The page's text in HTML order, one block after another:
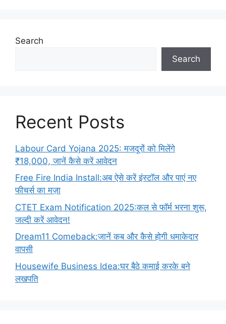
Search
Search
Recent Posts
Labour Card Yojana 2025: मजदूरों को मिलेंगे
₹18,000, जानें कैसे करें आवेदन
Free Fire India Install:अब ऐसे करें इंस्टॉल और पाएं नए
फीचर्स का मज़ा
CTET Exam Notification 2025:कल से फॉर्म भरना शुरू,
जल्दी करें आवेदन!
Dream11 Comeback:जानें कब और कैसे होगी धमाकेदार
वापसी
Housewife Business Idea:घर बैठे कमाई करके बने
लखपति